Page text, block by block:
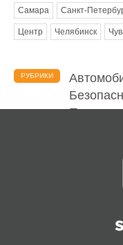
Самара Санкт-
Центр Челябинск
РУБРИКИ
Помощь